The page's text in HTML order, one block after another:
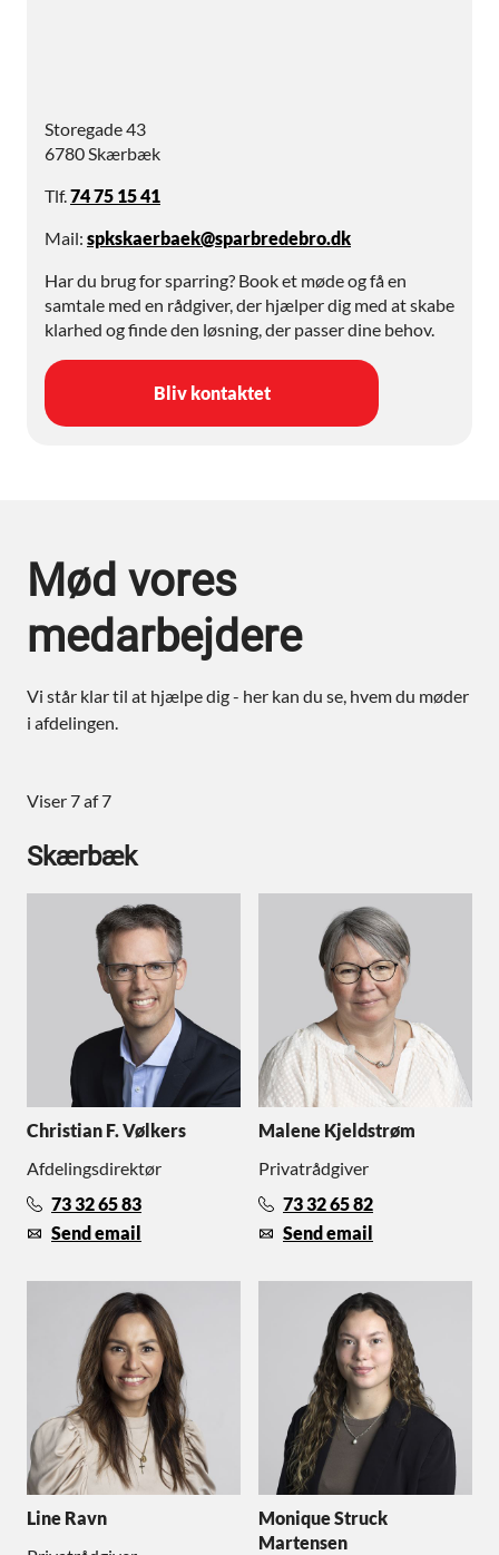
Storegade 43
6780 Skærbæk
Tlf. 74 75 15 41
Mail: spkskaerbaek@sparbredebro.dk
Har du brug for sparring? Book et møde og få en
samtale med en rådgiver, der hjælper dig med at skabe
klarhed og finde den løsning, der passer dine behov.
Bliv kontaktet
Mød vores
medarbejdere
Vi står klar til at hjælpe dig - her kan du se, hvem du møder
i afdelingen.
Viser 7 af 7
Skærbæk
Christian F. Vølkers
Afdelingsdirektør
73 32 65 83
Send email
Malene Kjeldstrøm
Privatrådgiver
73 32 65 82
Send email
Line Ravn
Monique Struck
Martensen